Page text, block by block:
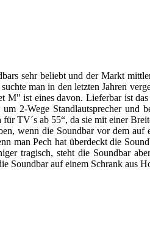
sehr beliebt und der Markt
man in den letzten Jahren
M" ist eines davon. Lieferbar ist
2-Wege Standlautsprecher und
TV´s ab 55“, da sie mit einer
wenn die Soundbar vor dem
man Pech hat überdeckt die
tragisch, steht die Soundbar
Soundbar auf einem Schrank aus